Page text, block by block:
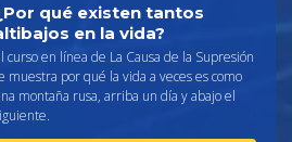
qué existen tantos
en la vida?
curso en línea de La Causa de la Supresión
muestra por qué la vida a veces es como
montaña rusa, arriba un día y abajo el